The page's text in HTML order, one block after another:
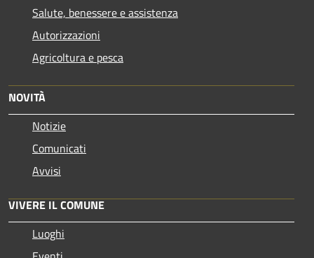
Salute, benessere e assistenza
Autorizzazioni
Agricoltura e pesca
NOVITÀ
Notizie
Comunicati
Avvisi
VIVERE IL COMUNE
Luoghi